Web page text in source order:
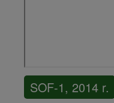
SOF-1, 2014 r.